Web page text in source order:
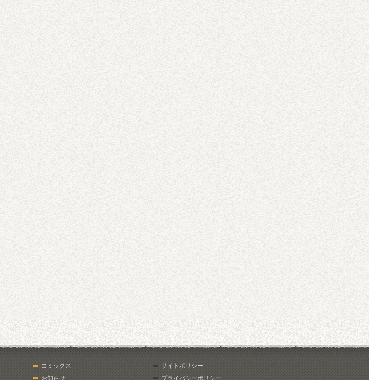
コミックス
お知らせ
サイトポリシー
プライバシーポリシー